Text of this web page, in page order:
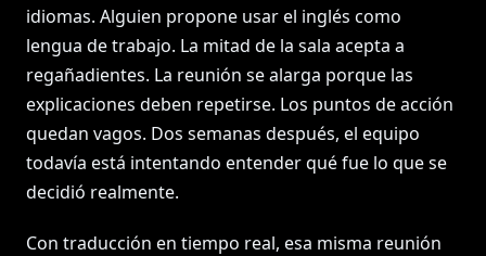
idiomas. Alguien propone usar el inglés como
lengua de trabajo. La mitad de la sala acepta a
regañadientes. La reunión se alarga porque las
explicaciones deben repetirse. Los puntos de acción
quedan vagos. Dos semanas después, el equipo
todavía está intentando entender qué fue lo que se
decidió realmente.
Con traducción en tiempo real, esa misma reunión